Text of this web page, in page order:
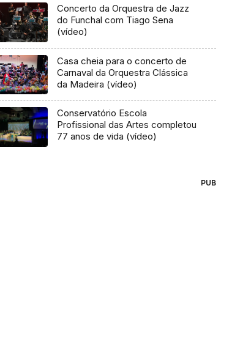
Concerto da Orquestra de Jazz
do Funchal com Tiago Sena
(vídeo)
Casa cheia para o concerto de
Carnaval da Orquestra Clássica
da Madeira (vídeo)
Conservatório Escola
Profissional das Artes completou
77 anos de vida (vídeo)
PUB